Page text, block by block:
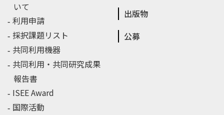
いて
利用申請
採択課題リスト
共同利用機器
共同利用・共同研究成果
報告書
ISEE Award
国際活動
出版物
公募